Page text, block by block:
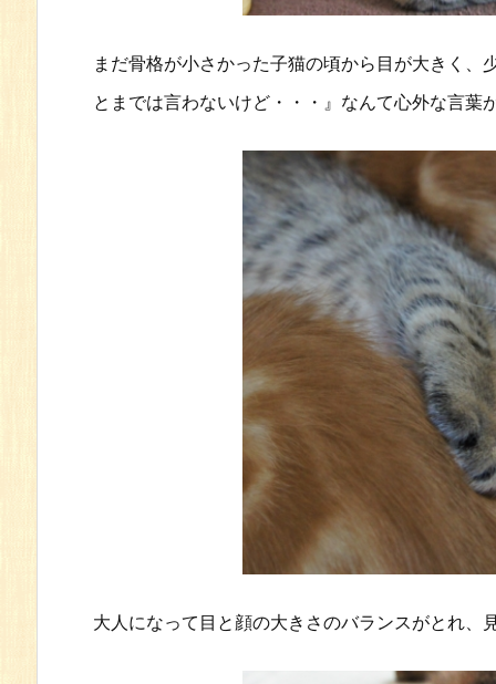
まだ骨格が小さかった子猫の頃から目が大きく
とまでは言わないけど・・・』なんて心外な言葉
大人になって目と顔の大きさのバランスがとれ、